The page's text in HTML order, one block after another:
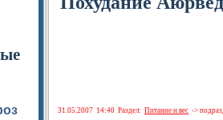
31.05.2007 14:40 Раздел: Питание и вес ->